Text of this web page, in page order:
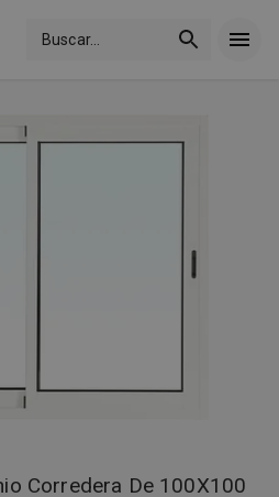
Buscar...